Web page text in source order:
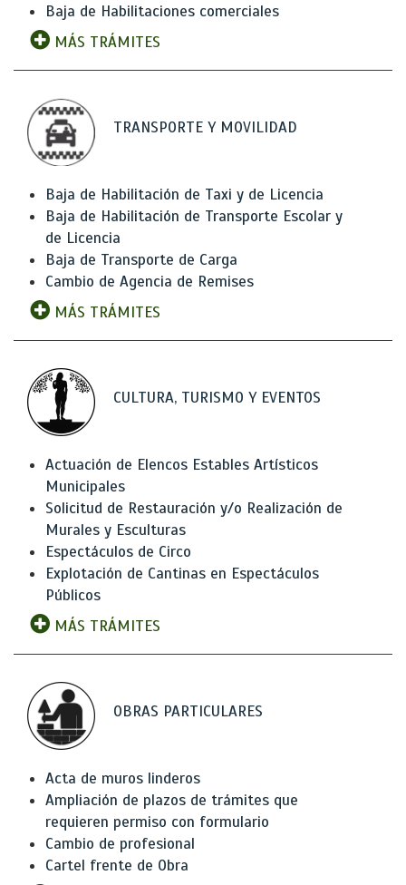
Baja de Habilitaciones comerciales
MÁS TRÁMITES
TRANSPORTE Y MOVILIDAD
Baja de Habilitación de Taxi y de Licencia
Baja de Habilitación de Transporte Escolar y
de Licencia
Baja de Transporte de Carga
Cambio de Agencia de Remises
MÁS TRÁMITES
CULTURA, TURISMO Y EVENTOS
Actuación de Elencos Estables Artísticos
Municipales
Solicitud de Restauración y/o Realización de
Murales y Esculturas
Espectáculos de Circo
Explotación de Cantinas en Espectáculos
Públicos
MÁS TRÁMITES
OBRAS PARTICULARES
Acta de muros linderos
Ampliación de plazos de trámites que
requieren permiso con formulario
Cambio de profesional
Cartel frente de Obra